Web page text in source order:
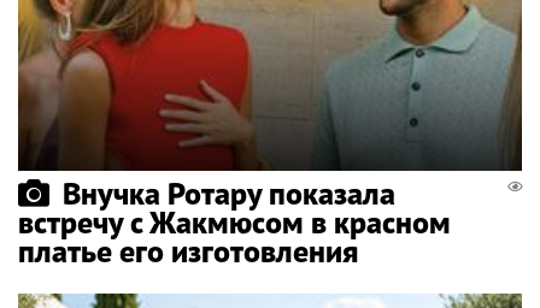
Внучка Ротару показала
встречу с Жакмюсом в красном
платье его изготовления